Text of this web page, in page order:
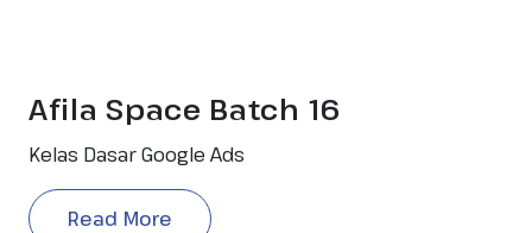
Afila Space Batch 16
Kelas Dasar Google Ads
Read More